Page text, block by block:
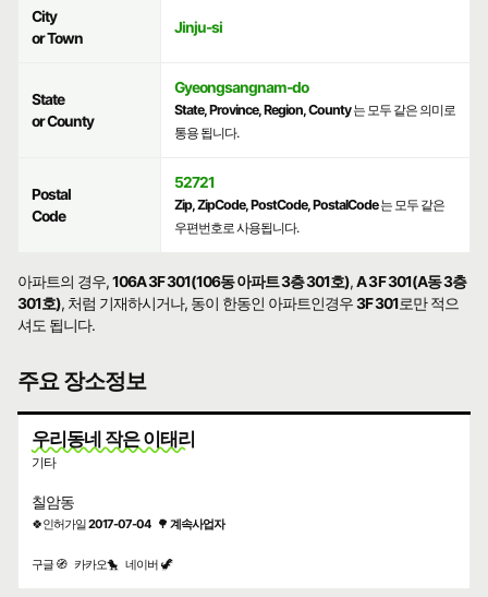
City
or Town
Jinju-si
State
or County
Gyeongsangnam-do
State, Province, Region, County는 모두 같은 의미로
통용 됩니다.
Postal
Code
52721
Zip, ZipCode, PostCode, PostalCode는 모두 같은
우편번호로 사용됩니다.
아파트의 경우,106A 3F 301(106동 아파트 3층 301호),A 3F 301(A동 3층
301호), 처럼 기재하시거나, 동이 한동인 아파트인경우3F 301로만 적으
셔도 됩니다.
주요 장소정보
우리동네 작은 이태리
기타
칠암동
🍀인허가일2017-07-04 🌳 계속사업자
구글 🧭 카카오🐤 네이버 🦖